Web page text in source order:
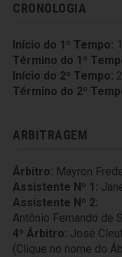
CRONOLOGIA
Início do 1º Tempo:
Término do 1º
Início do 2º Tempo:
Término do 2º
ARBITRAGEM
Árbitro: Mayron
Assistente Nº 1:
Assistente Nº 2:
Antônio Fernando de
4º Árbitro: José
(Clique no nome do